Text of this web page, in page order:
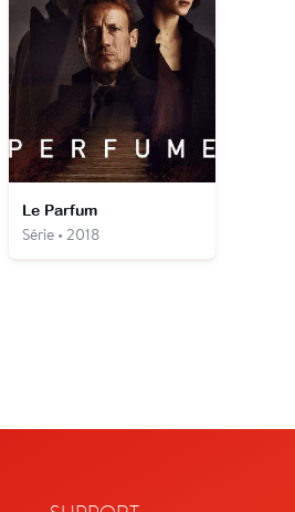
Le Parfum
Série • 2018